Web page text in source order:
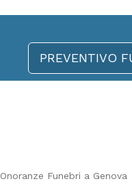
PREVENTIVO
Onoranze Funebri a Genova